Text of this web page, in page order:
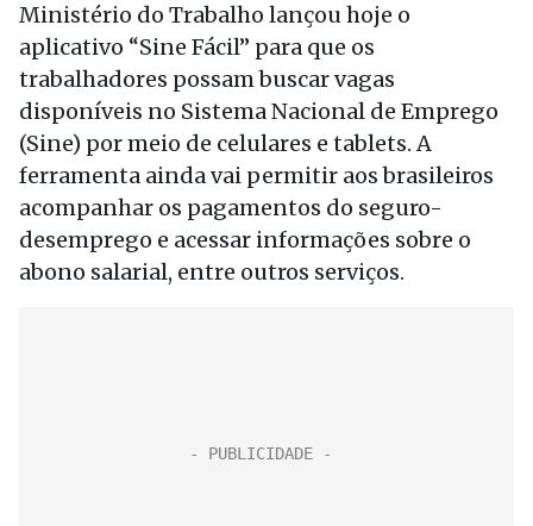
Ministério do Trabalho lançou hoje o
aplicativo “Sine Fácil” para que os
trabalhadores possam buscar vagas
disponíveis no Sistema Nacional de Emprego
(Sine) por meio de celulares e tablets. A
ferramenta ainda vai permitir aos brasileiros
acompanhar os pagamentos do seguro-
desemprego e acessar informações sobre o
abono salarial, entre outros serviços.